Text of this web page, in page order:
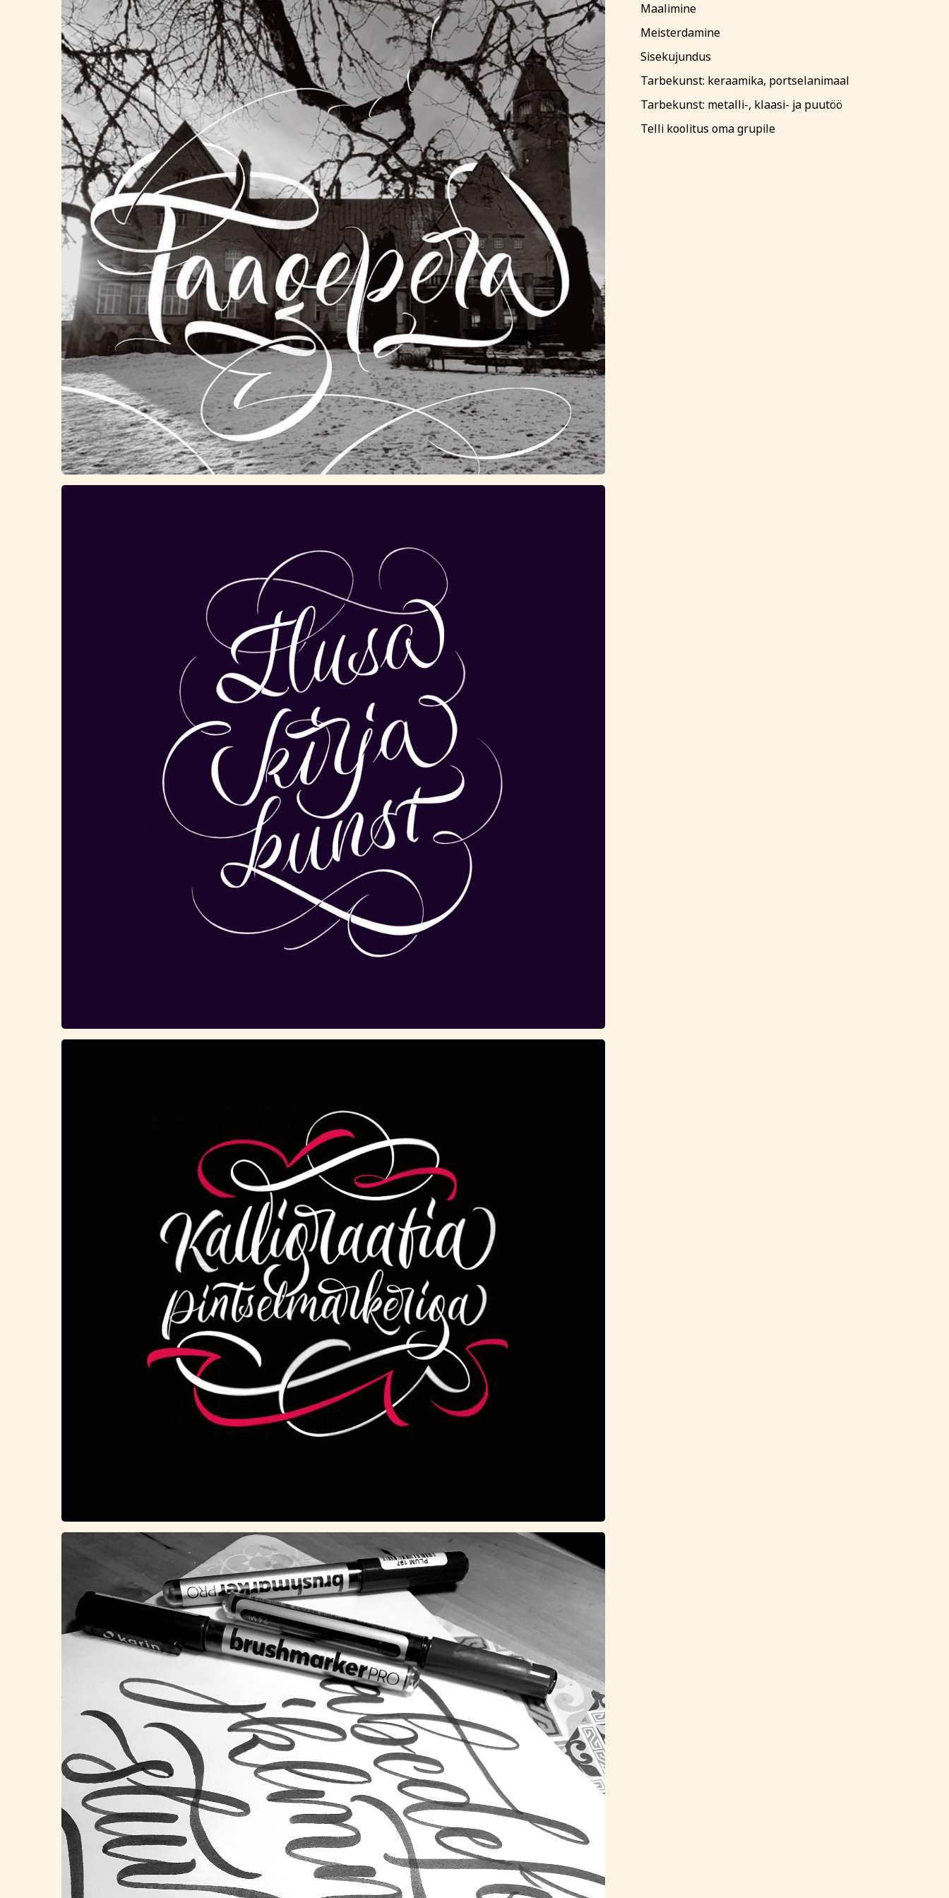
Maalimine
Meisterdamine
Sisekujundus
Tarbekunst: keraamika, portselanimaal
Tarbekunst: metalli-, klaasi- ja puutöö
Telli koolitus oma grupile
Tutvu privaatsuspoliitikaga siin
Märkused / kinkekaardi nr
Kinnitan, et olen tutvunud ja nõustun õppetöö korraldusega, privaatsuspoliitikaga ja nõustun
esitatud andmete kasutamisega koolituse läbiviimise eesmärgil.
Soovin saada rahvaülikooli uudiskirja
Registreerin